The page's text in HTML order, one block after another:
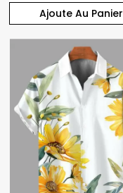
Ajoute Au Panier